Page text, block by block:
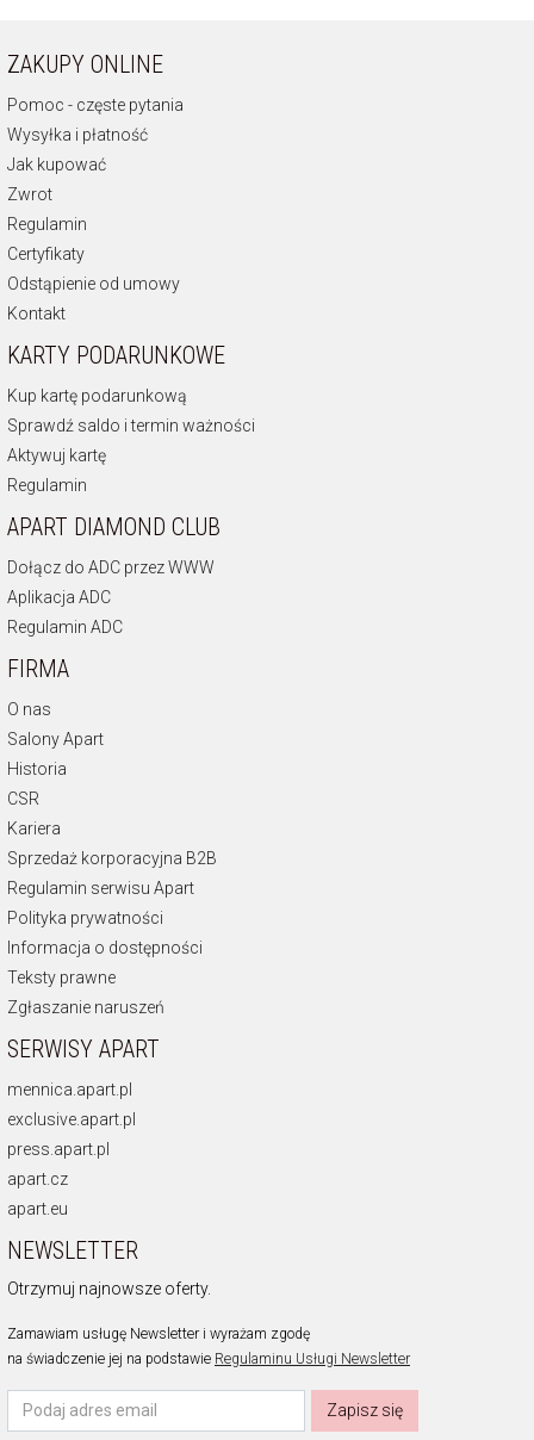
ZAKUPY ONLINE
Pomoc - częste pytania
Wysyłka i płatność
Jak kupować
Zwrot
Regulamin
Certyfikaty
Odstąpienie od umowy
Kontakt
KARTY PODARUNKOWE
Kup kartę podarunkową
Sprawdź saldo i termin ważności
Aktywuj kartę
Regulamin
APART DIAMOND CLUB
Dołącz do ADC przez WWW
Aplikacja ADC
Regulamin ADC
FIRMA
O nas
Salony Apart
Historia
CSR
Kariera
Sprzedaż korporacyjna B2B
Regulamin serwisu Apart
Polityka prywatności
Informacja o dostępności
Teksty prawne
Zgłaszanie naruszeń
SERWISY APART
mennica.apart.pl
exclusive.apart.pl
press.apart.pl
apart.cz
apart.eu
NEWSLETTER
Otrzymuj najnowsze oferty.
Zamawiam usługę Newsletter i wyrażam zgodę
na świadczenie jej na podstawie Regulaminu Usługi Newsletter
Zapisz się